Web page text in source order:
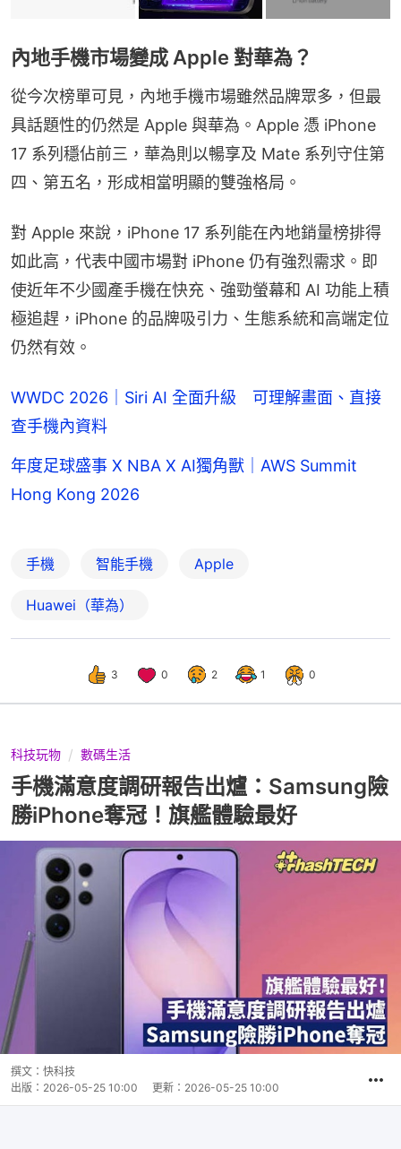
內地手機市場變成 Apple 對華為？
從今次榜單可見，內地手機市場雖然品牌眾多，但最
具話題性的仍然是 Apple 與華為。Apple 憑 iPhone
17 系列穩佔前三，華為則以暢享及 Mate 系列守住第
四、第五名，形成相當明顯的雙強格局。
對 Apple 來說，iPhone 17 系列能在內地銷量榜排得
如此高，代表中國市場對 iPhone 仍有強烈需求。即
使近年不少國產手機在快充、強勁螢幕和 AI 功能上積
極追趕，iPhone 的品牌吸引力、生態系統和高端定位
仍然有效。
WWDC 2026｜Siri AI 全面升級 可理解畫面、直接
查手機內資料
年度足球盛事 X NBA X AI獨角獸｜AWS Summit
Hong Kong 2026
手機 智能手機 Apple
Huawei（華為）
3 0 2 1 0
科技玩物 數碼生活
手機滿意度調研報告出爐：Samsung險
勝iPhone奪冠！旗艦體驗最好
撰文： 快科技
出版： 2026-05-25 10:00 更新： 2026-05-25 10:00